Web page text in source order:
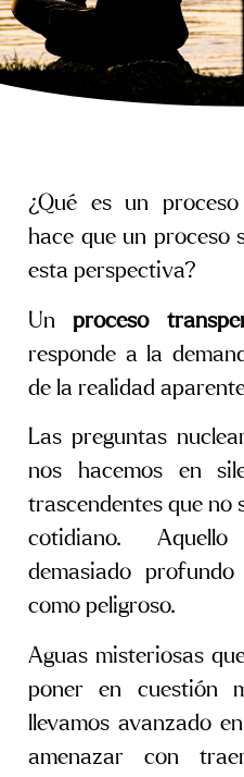
¿Qué es un
hace que un proceso
esta perspectiva?
Unproceso
responde a la
de la realidad
Las preguntas
nos hacemos en
trascendentes que no
cotidiano.
demasiado
como peligroso.
Aguas misteriosas
poner en cuestión
llevamos avanzado
amenazar con